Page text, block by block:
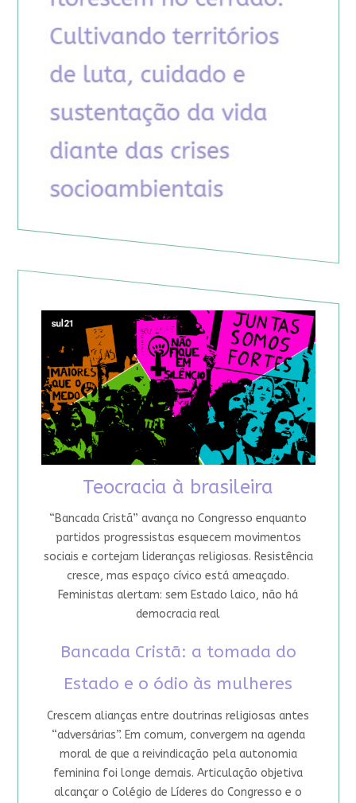
Teocracia à brasileira
“Bancada Cristã” avança no Congresso enquanto
partidos progressistas esquecem movimentos
sociais e cortejam lideranças religiosas. Resistência
cresce, mas espaço cívico está ameaçado.
Feministas alertam: sem Estado laico, não há
democracia real
Bancada Cristã: a tomada do
Estado e o ódio às mulheres
Crescem alianças entre doutrinas religiosas antes
“adversárias”. Em comum, convergem na agenda
moral de que a reivindicação pela autonomia
feminina foi longe demais. Articulação objetiva
alcançar o Colégio de Líderes do Congresso e o